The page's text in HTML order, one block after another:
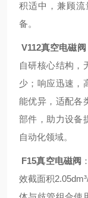
积适中，兼顾
备。
V112真空电磁阀
自研核心结构，
少；响应迅速，
能优异，适配各
部件，助力设备
自动化领域。
F15真空电磁阀
效截面积